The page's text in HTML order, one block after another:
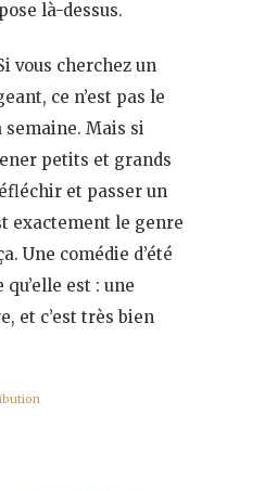
là-dessus.
vous cherchez un
ce n’est pas le
semaine. Mais si
petits et grands
et passer un
exactement le genre
Une comédie d’été
est : une
et c’est très bien